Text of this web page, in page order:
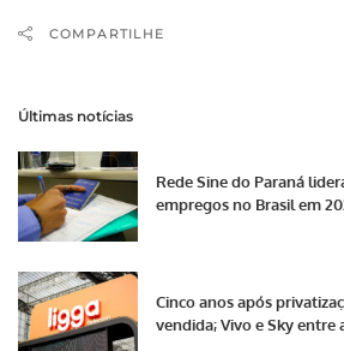
COMPARTILHE
Últimas notícias
Rede Sine do Paraná
empregos no Brasil em
Cinco anos após
vendida; Vivo e Sky entre